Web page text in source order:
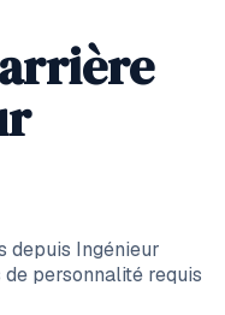
depuis Ingénieur
personnalité requis